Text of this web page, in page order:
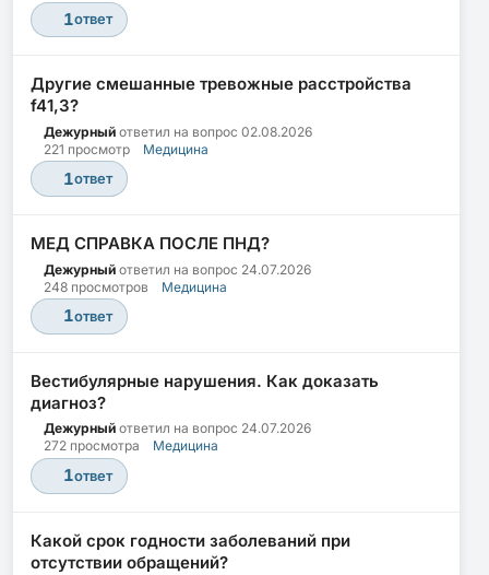
1ответ
Другие смешанные тревожные расстройства
f41,3?
Дежурный ответил на вопрос 02.08.2026
221 просмотр
Медицина
1ответ
МЕД СПРАВКА ПОСЛЕ ПНД?
Дежурный ответил на вопрос 24.07.2026
248 просмотров
Медицина
1ответ
Вестибулярные нарушения. Как доказать
диагноз?
Дежурный ответил на вопрос 24.07.2026
272 просмотра
Медицина
1ответ
Какой срок годности заболеваний при
отсутствии обращений?